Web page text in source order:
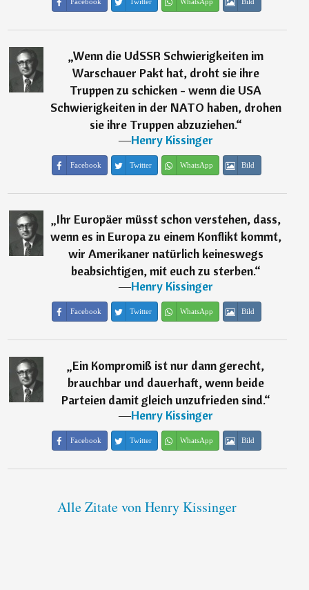
„Wenn die UdSSR Schwierigkeiten im
Warschauer Pakt hat, droht sie ihre
Truppen zu schicken - wenn die USA
Schwierigkeiten in der NATO haben, drohen
sie ihre Truppen abzuziehen.“
―Henry Kissinger
Facebook Twitter WhatsApp Bild
„Ihr Europäer müsst schon verstehen, dass,
wenn es in Europa zu einem Konflikt kommt,
wir Amerikaner natürlich keineswegs
beabsichtigen, mit euch zu sterben.“
―Henry Kissinger
Facebook Twitter WhatsApp Bild
„Ein Kompromiß ist nur dann gerecht,
brauchbar und dauerhaft, wenn beide
Parteien damit gleich unzufrieden sind.“
―Henry Kissinger
Facebook Twitter WhatsApp Bild
Alle Zitate von Henry Kissinger